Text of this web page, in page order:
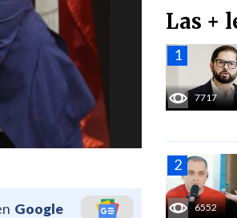
Google
Las +
7717
6552